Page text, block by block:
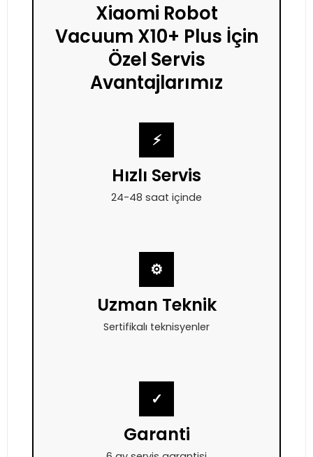
Xiaomi Robot
Vacuum X10+ Plus İçin
Özel Servis
Avantajlarımız
⚡
Hızlı Servis
24-48 saat içinde
⚙
Uzman Teknik
Sertifikalı teknisyenler
✓
Garanti